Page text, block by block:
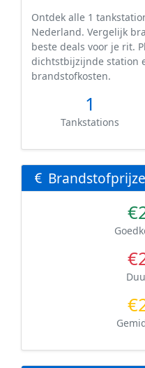
Ontdek alle 1
Nederland. Vergelijk
beste deals voor je rit.
dichtstbijzijnde station
brandstofkosten.
1
Tankstations